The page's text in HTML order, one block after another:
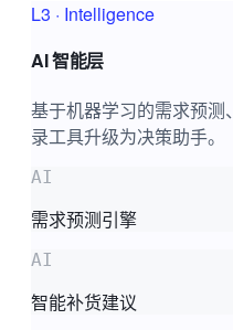
L3 · Intelligence
AI 智能层
基于机器学习的需求预
录工具升级为决策助手。
AI
需求预测引擎
AI
智能补货建议